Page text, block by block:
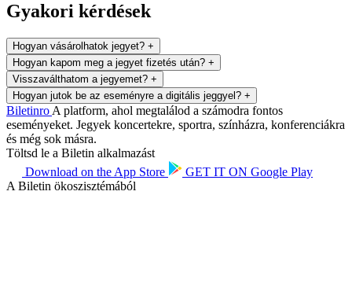
Gyakori kérdések
Hogyan vásárolhatok jegyet? +
Hogyan kapom meg a jegyet fizetés után? +
Visszaválthatom a jegyemet? +
Hogyan jutok be az eseményre a digitális jeggyel? +
Biletinro A platform, ahol megtalálod a számodra fontos
eseményeket. Jegyek koncertekre, sportra, színházra, konferenciákra
és még sok másra.
Töltsd le a Biletin alkalmazást
Download on the App Store GET IT ON Google Play
A Biletin ökoszisztémából